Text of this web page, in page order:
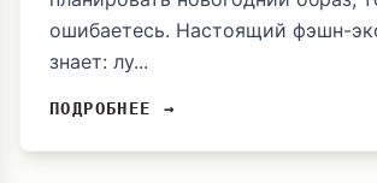
ошибаетесь. Настоящий фэшн-
знает: лу...
ПОДРОБНЕЕ →